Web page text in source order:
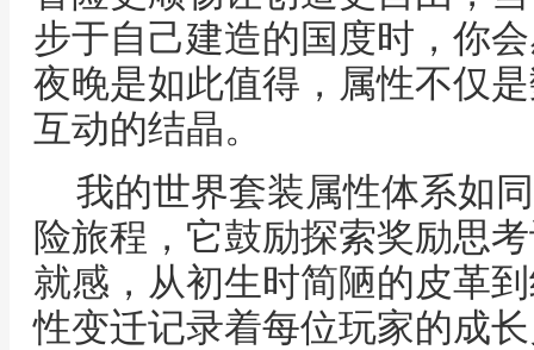
步于自己建造的国度时，你
夜晚是如此值得，属性不仅
互动的结晶。
我的世界套装属性体系如
险旅程，它鼓励探索奖励思
就感，从初生时简陋的皮革
性变迁记录着每位玩家的成